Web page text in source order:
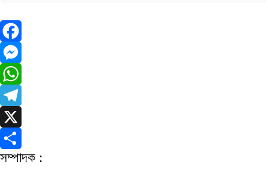
Facebook
Messenger
WhatsApp
Telegram
X
Share
সম্পাদক :